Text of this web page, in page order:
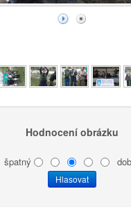
Hodnocení obrázku
špatný